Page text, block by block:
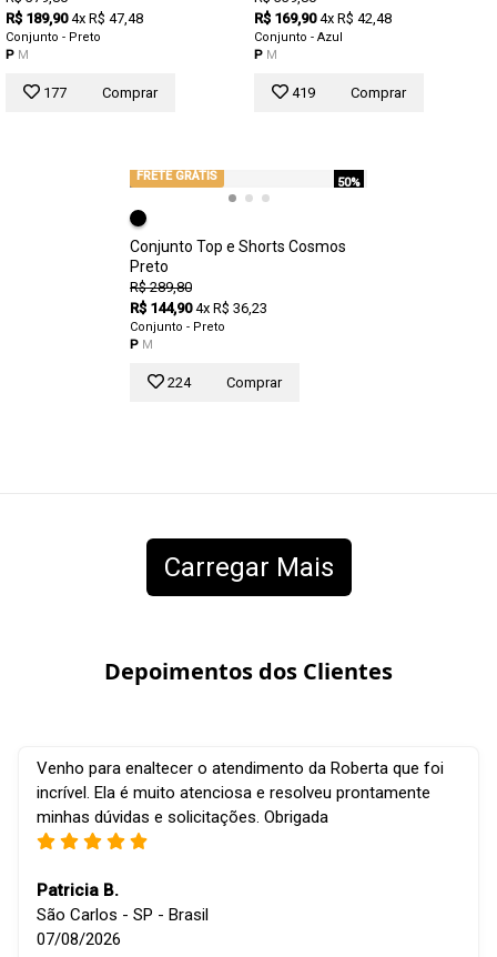
R$ 189,90 4x R$ 47,48
Conjunto - Preto
P M
177 Comprar
R$ 169,90 4x R$ 42,48
Conjunto - Azul
P M
419 Comprar
50%
FRETE GRÁTIS
Conjunto Top e Shorts Cosmos
Preto
R$ 289,80
R$ 144,90 4x R$ 36,23
Conjunto - Preto
P M
224 Comprar
Carregar Mais
Depoimentos dos Clientes
Venho para enaltecer o atendimento da Roberta que foi
incrível. Ela é muito atenciosa e resolveu prontamente
minhas dúvidas e solicitações. Obrigada
Patricia B.
São Carlos - SP - Brasil
07/08/2026